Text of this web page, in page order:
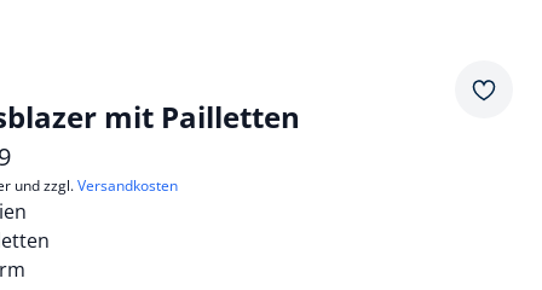
mit Pailletten
und zzgl.Versandkosten